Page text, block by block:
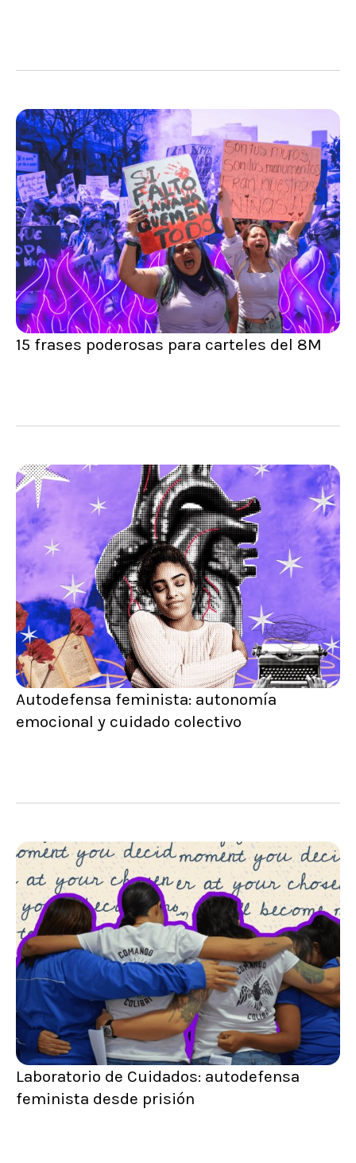
15 frases poderosas para carteles del 8M
Autodefensa feminista: autonomía
emocional y cuidado colectivo
Laboratorio de Cuidados: autodefensa
feminista desde prisión